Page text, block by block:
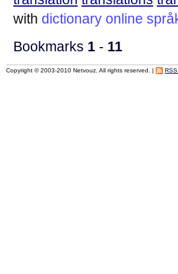
with dictionary online
Bookmarks 1- 11
Copyright © 2003-2010 Netvouz. All rights reserved. |